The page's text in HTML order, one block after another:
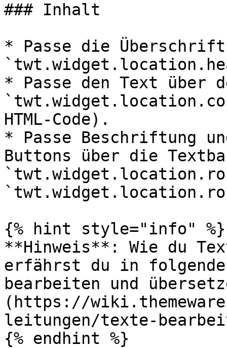
### Inhalt
* Passe die
* Passe den Text über
HTML-Code).
* Passe Beschriftung
Buttons über die
{% hint style="info" %}
**Hinweis**: Wie du
erfährst du in
bearbeiten und
(https://
leitungen/texte-
{% endhint %}